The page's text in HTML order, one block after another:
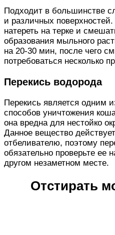
Подходит в большинстве
и различных
натереть на терке и
образования мыльного
на 20-30 мин, после чего
потребоваться несколько
Перекись водорода
Перекись является одним
способов уничтожения
она вредна для нестойко
Данное вещество
отбеливателю, поэтому
обязательно проверьте ее
другом незаметном месте.
Отстирать